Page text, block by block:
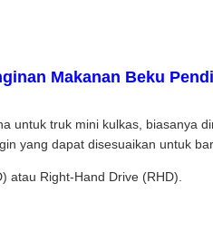
Makanan Beku
untuk truk mini kulkas, biasanya
yang dapat disesuaikan untuk
atau Right-Hand Drive (RHD).